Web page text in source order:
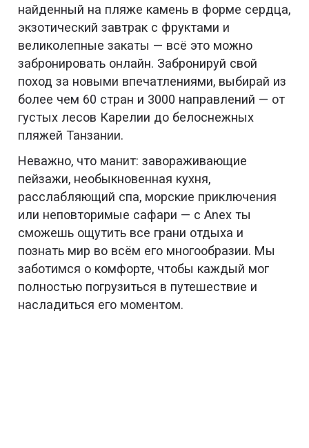
найденный на пляже камень в форме сердца,
экзотический завтрак с фруктами и
великолепные закаты — всё это можно
забронировать онлайн. Забронируй свой
поход за новыми впечатлениями, выбирай из
более чем 60 стран и 3000 направлений — от
густых лесов Карелии до белоснежных
пляжей Танзании.
Неважно, что манит: завораживающие
пейзажи, необыкновенная кухня,
расслабляющий спа, морские приключения
или неповторимые сафари — с Anex ты
сможешь ощутить все грани отдыха и
познать мир во всём его многообразии. Мы
заботимся о комфорте, чтобы каждый мог
полностью погрузиться в путешествие и
насладиться его моментом.